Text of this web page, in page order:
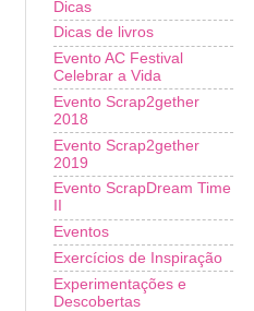
Dicas
Dicas de livros
Evento AC Festival
Celebrar a Vida
Evento Scrap2gether
2018
Evento Scrap2gether
2019
Evento ScrapDream Time
Eventos
Exercícios de Inspiração
Experimentações e
Descobertas